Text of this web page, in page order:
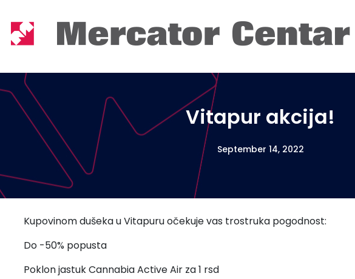
Vitapur akcija!
September 14, 2022
Kupovinom dušeka u Vitapuru očekuje vas trostruka pogodnost:
Do -50% popusta
Poklon jastuk Cannabia Active Air za 1 rsd